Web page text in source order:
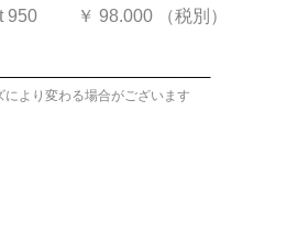
￥ 98.000（税別）
により変わる場合がございます